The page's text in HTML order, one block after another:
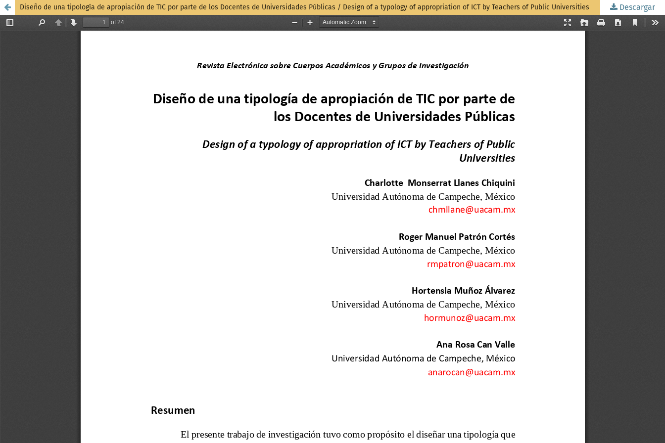
Diseño de una tipología de apropiación de TIC por parte de los Docentes de Universidades Públicas / Design of a typology of appropriation of ICT by Teachers of Public Universities Descargar